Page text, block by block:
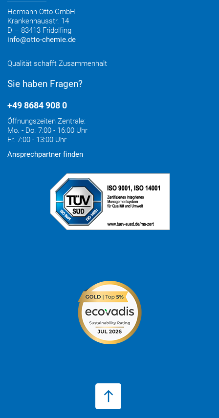
Entsorgung & Verpackungsrücknahme
Hermann Otto GmbH
Krankenhausstr. 14
D – 83413 Fridolfing
info@otto-chemie.de
Qualität schafft Zusammenhalt
Sie haben Fragen?
+49 8684 908 0
Öffnungszeiten Zentrale:
Mo. - Do. 7:00 - 16:00 Uhr
Fr. 7:00 - 13:00 Uhr
Ansprechpartner finden